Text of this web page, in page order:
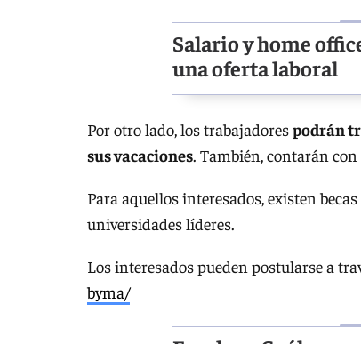
Salario y home
una oferta laboral
Por otro lado, los trabajadorespodrán
sus vacaciones. También, contarán con
Para aquellos interesados, existen
universidades líderes.
Los interesados pueden postularse a
byma/